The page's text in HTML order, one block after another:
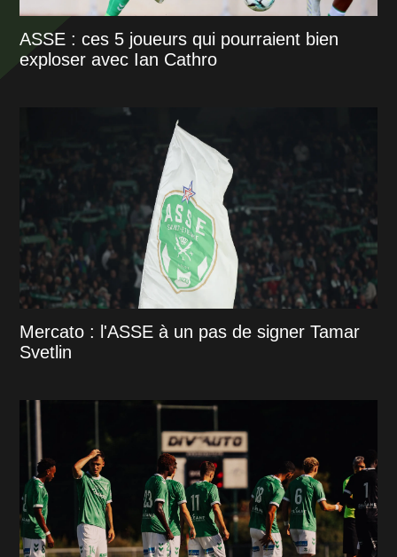
ASSE : ces 5 joueurs qui pourraient bien
exploser avec Ian Cathro
Mercato : l'ASSE à un pas de signer Tamar
Svetlin